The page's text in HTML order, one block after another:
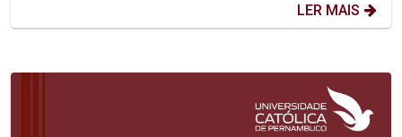
LER MAIS